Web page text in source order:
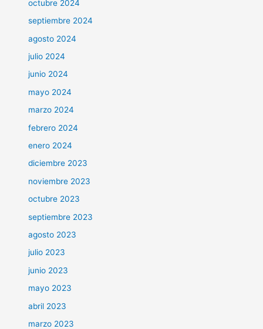
octubre 2024
septiembre 2024
agosto 2024
julio 2024
junio 2024
mayo 2024
marzo 2024
febrero 2024
enero 2024
diciembre 2023
noviembre 2023
octubre 2023
septiembre 2023
agosto 2023
julio 2023
junio 2023
mayo 2023
abril 2023
marzo 2023